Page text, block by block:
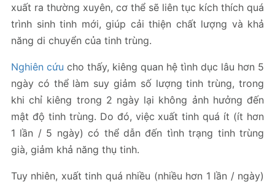
xuất ra thường xuyên, cơ thể sẽ liên tục kích thích quá
trình sinh tinh mới, giúp cải thiện chất lượng và khả
năng di chuyển của tinh trùng.
Nghiên cứu cho thấy, kiêng quan hệ tình dục lâu hơn 5
ngày có thể làm suy giảm số lượng tinh trùng, trong
khi chỉ kiêng trong 2 ngày lại không ảnh hưởng đến
mật độ tinh trùng. Do đó, việc xuất tinh quá ít (ít hơn
1 lần / 5 ngày) có thể dẫn đến tình trạng tinh trùng
già, giảm khả năng thụ tinh.
Tuy nhiên, xuất tinh quá nhiều (nhiều hơn 1 lần / ngày)